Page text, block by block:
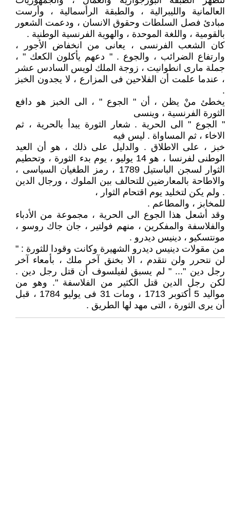
العالمانية والليبرالية ، والطبقة الرأسمالية ، وأرست
مبادئ فصل السلطات وحقوق الانسان ، ودعمت الشعور
بالقومية ، واللغة الموحدة ، والهوية الفرنسية الوطنية .
كان الشعب الفرنسى ، يعانى من انخفاض الأجور ،
وارتفاع الضرائب ، والجوع . " دعهم يأكلون الكعك " ،
جملة مارى انطوانيت ، زوجة الملك لويس السادس عشر
، عندما علمت أن الفلاحين فى المزارع ، لا يجدون الخبز
.
يخطئ منْ يظن ، أن " الجوع " ، الى الخبز هو دافع
الثورة الفرنسية ، وينسى
" الجوع " الى الحرية . شعار الثورة يبدأ بالحرية ، ثم
الاخاء ، ثم المساواة . ليس فيه
خبز ، على الاطلاق . والدليل على ذلك ، هو أن العيد
الوطنى لفرنسا ، هو 14 يوليو ، يوم بدء الثورة ، وتحطيم
الثوار لسجن الباستيل 1789 ، رمز الطغيان السياسى ،
والاطاحة بالمعارضين للتحالف بين الملوك ، ورجال الدين
. ولم يكن لتخليد يوم اقتحام الثوار ،
للمخابز ، والمطاعم .
وقد أشعل هذا الجوع الى الحرية ، مجموعة من الأدباء
والفلاسفة والمفكرين ، منهم فولتير ، جان جاك روسو ،
مونتسكيو ، دينيس ديدرو .
من مقولات دينيس ديدرو الشهيرة وكانت وقودا للثورة : "
لن نتحرر ولن نتقدم ، الا بخنق آخر ملك ، بأمعاء آخر
رجل دين "... " لم يسبق لفيلسوف أن قتل رجل دين .
لكن رجل الدين قتل الكثير من الفلاسفة ". وهو من
مواليد 5 أكتوبر 1713 ، ومات 31 فى يوليو 1784 ، قبل
أن يرى الثورة ، التى مهد لها الطريق .